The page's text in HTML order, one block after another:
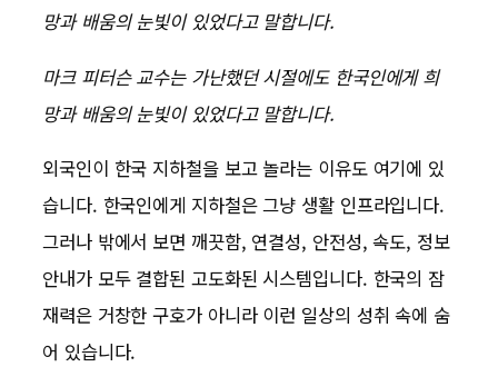
망과 배움의 눈빛이 있었다고 말합니다.
마크 피터슨 교수는 가난했던 시절에도 한국인에게 희
망과 배움의 눈빛이 있었다고 말합니다.
외국인이 한국 지하철을 보고 놀라는 이유도 여기에 있
습니다. 한국인에게 지하철은 그냥 생활 인프라입니다.
그러나 밖에서 보면 깨끗함, 연결성, 안전성, 속도, 정보
안내가 모두 결합된 고도화된 시스템입니다. 한국의 잠
재력은 거창한 구호가 아니라 이런 일상의 성취 속에 숨
어 있습니다.